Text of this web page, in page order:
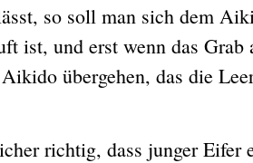
so soll man sich dem
ist, und erst wenn das
übergehen, das die
richtig, dass junger Eifer